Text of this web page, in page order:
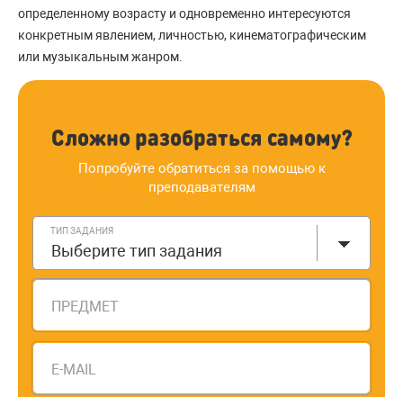
определенному возрасту и одновременно интересуются
конкретным явлением, личностью, кинематографическим
или музыкальным жанром.
Сложно разобраться самому?
Попробуйте обратиться за помощью к
преподавателям
ТИП ЗАДАНИЯ
Выберите тип задания
ПРЕДМЕТ
E-MAIL